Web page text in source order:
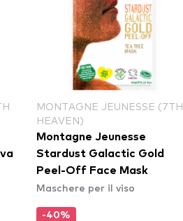
MONTAGNE JEUNESSE (7TH
HEAVEN)
Montagne Jeunesse
Stardust Galactic Gold
Peel-Off Face Mask
Maschere per il viso
-40%